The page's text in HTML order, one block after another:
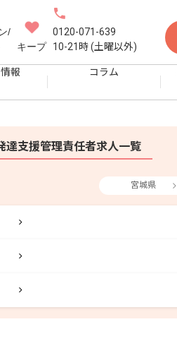
/
キープ
0120-071-639
10-21時 (土曜以外)
報 コラム
達支援管理責任者求人一覧
宮城県